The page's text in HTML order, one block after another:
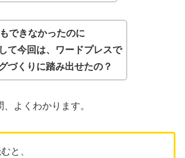
できなかったのに
て今回は、ワードプレスで
づくりに踏み出せたの？
よくわかります。
と、